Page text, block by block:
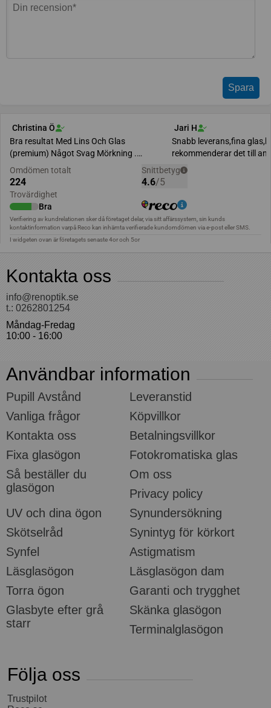
Kontakta oss
info@renoptik.se
t.: 0262801254
Måndag-Fredag
10:00 - 16:00
Användbar information
Pupill Avstånd
Leveranstid
Vanliga frågor
Köpvillkor
Kontakta oss
Betalningsvillkor
Fixa glasögon
Fotokromatiska glas
Så beställer du
glasögon
Om oss
Privacy policy
UV och dina ögon
Synundersökning
Skötselråd
Synintyg för körkort
Synfel
Astigmatism
Läsglasögon
Läsglasögon dam
Torra ögon
Garanti och trygghet
Glasbyte efter grå
starr
Skänka glasögon
Terminalglasögon
Följa oss
Trustpilot